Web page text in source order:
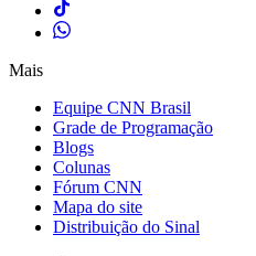
Mais
Equipe CNN Brasil
Grade de Programação
Blogs
Colunas
Fórum CNN
Mapa do site
Distribuição do Sinal